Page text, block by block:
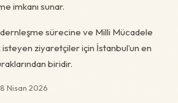
imkanı sunar.
sürecine ve Milli Mücadele
isteyen ziyaretçiler için İstanbul’un en
biridir.
Nisan 2026